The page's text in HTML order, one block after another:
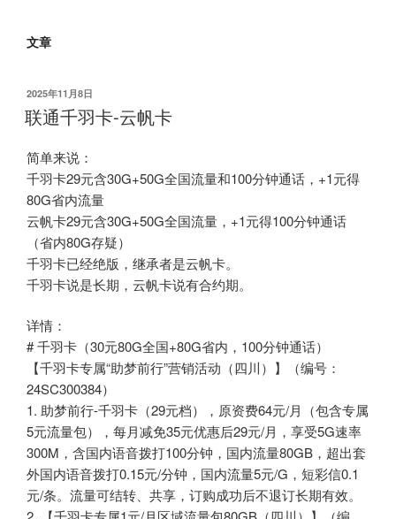
文章
发
布
于
2025年11月8日
联通千羽卡-云帆卡
简单来说：
千羽卡29元含30G+50G全国流量和100分钟通话，+1元得
80G省内流量
云帆卡29元含30G+50G全国流量，+1元得100分钟通话
（省内80G存疑）
千羽卡已经绝版，继承者是云帆卡。
千羽卡说是长期，云帆卡说有合约期。
详情：
# 千羽卡（30元80G全国+80G省内，100分钟通话）
【千羽卡专属“助梦前行”营销活动（四川）】（编号：
24SC300384）
1. 助梦前行-千羽卡（29元档），原资费64元/月（包含专属
5元流量包），每月减免35元优惠后29元/月，享受5G速率
300M，含国内语音拨打100分钟，国内流量80GB，超出套
外国内语音拨打0.15元/分钟，国内流量5元/G，短彩信0.1
元/条。流量可结转、共享，订购成功后不退订长期有效。